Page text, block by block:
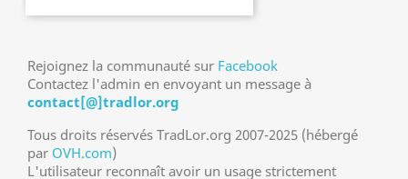
Rejoignez la communauté sur Facebook
Contactez l'admin en envoyant un message à
contact[@]tradlor.org
Tous droits réservés TradLor.org 2007-2025 (hébergé
par OVH.com)
L'utilisateur reconnaît avoir un usage strictement